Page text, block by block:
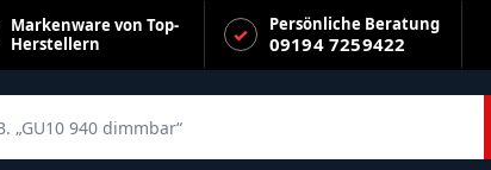
Markenware von Top-
Herstellern
Persönliche Beratung
09194 7259422